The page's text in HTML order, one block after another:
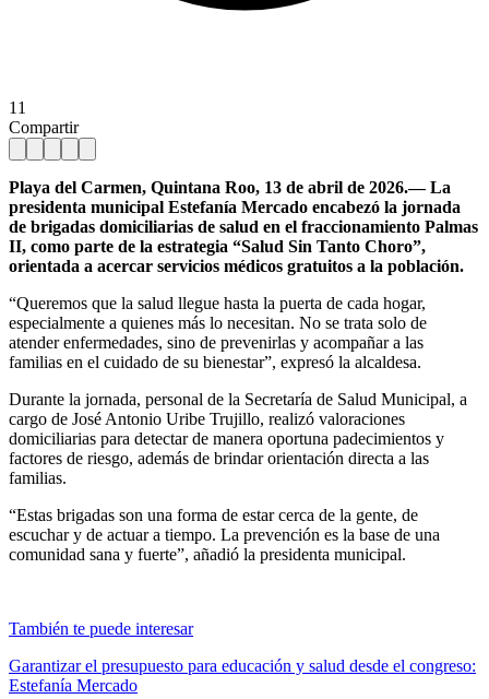
11
Compartir
Playa del Carmen, Quintana Roo, 13 de abril de 2026.— La
presidenta municipal Estefanía Mercado encabezó la jornada
de brigadas domiciliarias de salud en el fraccionamiento Palmas
II, como parte de la estrategia “Salud Sin Tanto Choro”,
orientada a acercar servicios médicos gratuitos a la población.
“Queremos que la salud llegue hasta la puerta de cada hogar,
especialmente a quienes más lo necesitan. No se trata solo de
atender enfermedades, sino de prevenirlas y acompañar a las
familias en el cuidado de su bienestar”, expresó la alcaldesa.
Durante la jornada, personal de la Secretaría de Salud Municipal, a
cargo de José Antonio Uribe Trujillo, realizó valoraciones
domiciliarias para detectar de manera oportuna padecimientos y
factores de riesgo, además de brindar orientación directa a las
familias.
“Estas brigadas son una forma de estar cerca de la gente, de
escuchar y de actuar a tiempo. La prevención es la base de una
comunidad sana y fuerte”, añadió la presidenta municipal.
También te puede interesar
Garantizar el presupuesto para educación y salud desde el congreso:
Estefanía Mercado